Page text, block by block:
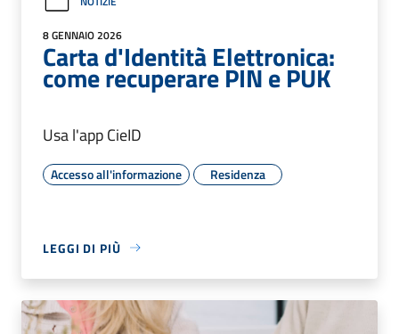
8 GENNAIO 2026
Carta d'Identità Elettronica:
come recuperare PIN e PUK
Usa l'app CieID
Accesso all'informazione Residenza
LEGGI DI PIÙ